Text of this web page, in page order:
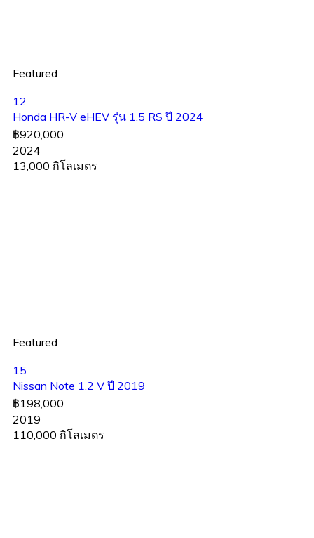
Featured
12
Honda HR-V eHEV รุ่น 1.5 RS ปี 2024
฿920,000
2024
13,000 กิโลเมตร
Featured
15
Nissan Note 1.2 V ปี 2019
฿198,000
2019
110,000 กิโลเมตร